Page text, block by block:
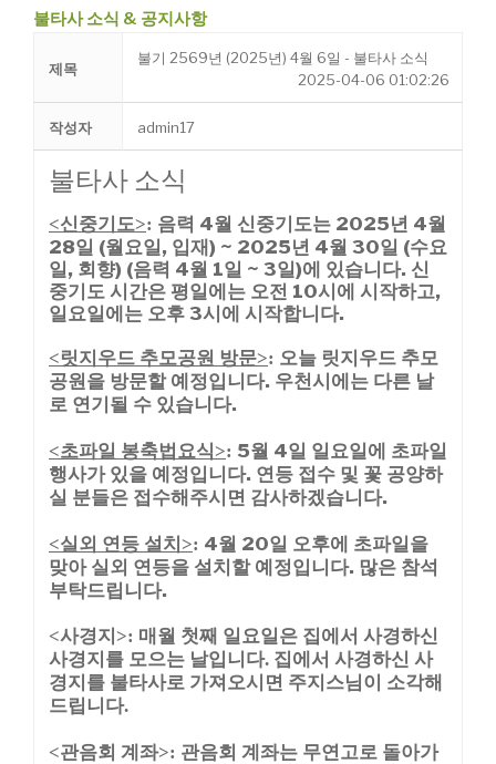
불타사 소식 & 공지사항
제목
불기 2569년 (2025년) 4월 6일 - 불타사 소식
2025-04-06 01:02:26
작성자 admin17
불타사 소식
<신중기도>: 음력 4월 신중기도는 2025년 4월
28일 (월요일, 입재) ~ 2025년 4월 30일 (수요
일, 회향) (음력 4월 1일 ~ 3일)에 있습니다. 신
중기도 시간은 평일에는 오전 10시에 시작하고,
일요일에는 오후 3시에 시작합니다.
<릿지우드 추모공원 방문>: 오늘 릿지우드 추모
공원을 방문할 예정입니다. 우천시에는 다른 날
로 연기될 수 있습니다.
<초파일 봉축법요식>: 5월 4일 일요일에 초파일
행사가 있을 예정입니다. 연등 접수 및 꽃 공양하
실 분들은 접수해주시면 감사하겠습니다.
<실외 연등 설치>: 4월 20일 오후에 초파일을
맞아 실외 연등을 설치할 예정입니다. 많은 참석
부탁드립니다.
<사경지>: 매월 첫째 일요일은 집에서 사경하신
사경지를 모으는 날입니다. 집에서 사경하신 사
경지를 불타사로 가져오시면 주지스님이 소각해
드립니다.
<관음회 계좌>: 관음회 계좌는 무연고로 돌아가